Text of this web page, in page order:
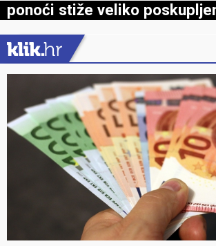
ponoći stiže veliko